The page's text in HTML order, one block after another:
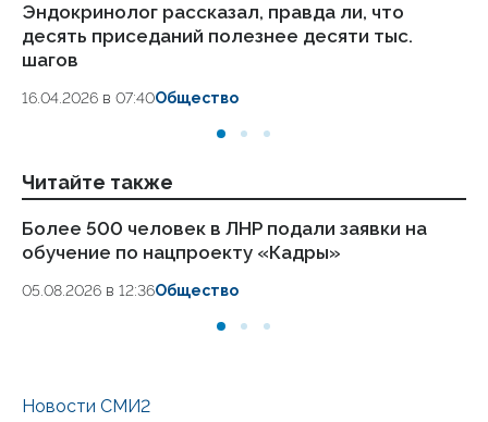
Эндокринолог рассказал, правда ли, что
десять приседаний полезнее десяти тыс.
шагов
16.04.2026 в 07:40Общество
Читайте также
Более 500 человек в ЛНР подали заявки на
обучение по нацпроекту «Кадры»
05.08.2026 в 12:36Общество
Новости СМИ2